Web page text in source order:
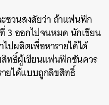
ชวนสงสัยว่า ถ้าแฟนฟิก
3 ออกไปจนหมด นักเขียน
ปผลิตเพื่อหารายได้ได้
ทธิ์ผู้เขียนแฟนฟิกชันควร
ยได้แบบถูกลิขสิทธิ์